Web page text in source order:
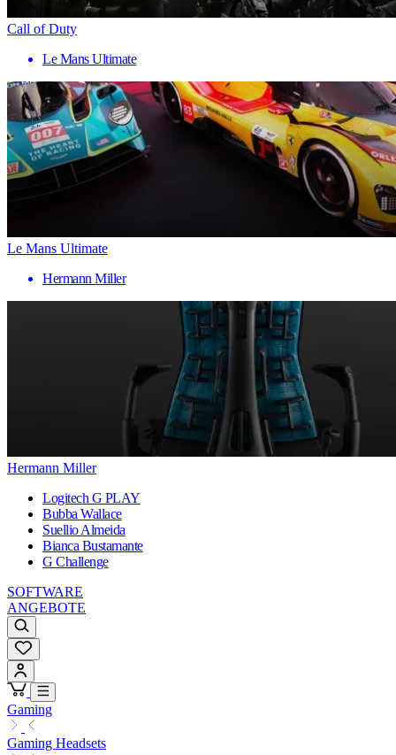
Call of Duty
Le Mans Ultimate
Le Mans Ultimate
Hermann Miller
Hermann Miller
Logitech G PLAY
Bubba Wallace
Suellio Almeida
Bianca Bustamante
G Challenge
SOFTWARE
ANGEBOTE
Gaming
Gaming Headsets